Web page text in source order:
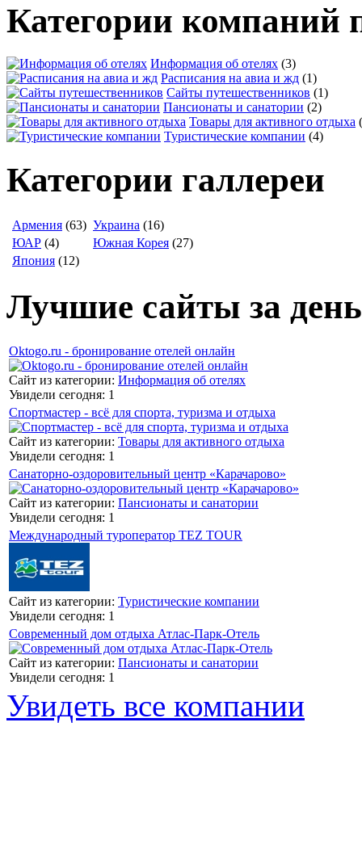
Категории компаний
Информация об отелях (3)
Расписания на авиа и жд (1)
Сайты путешественников (1)
Пансионаты и санатории (2)
Товары для активного отдыха
Туристические компании (4)
Категории галлереи
Армения (63) Украина (16)
ЮАР (4) Южная Корея (27)
Япония (12)
Лучшие сайты за день
Oktogo.ru - бронирование отелей онлайн
Сайт из категории: Информация об отелях
Увидели сегодня: 1
Спортмастер - всё для спорта, туризма и отдыха
Сайт из категории: Товары для активного отдыха
Увидели сегодня: 1
Санаторно-оздоровительный центр «Карачарово»
Сайт из категории: Пансионаты и санатории
Увидели сегодня: 1
Международный туроператор TEZ TOUR
Сайт из категории: Туристические компании
Увидели сегодня: 1
Современный дом отдыха Атлас-Парк-Отель
Сайт из категории: Пансионаты и санатории
Увидели сегодня: 1
Увидеть все компании